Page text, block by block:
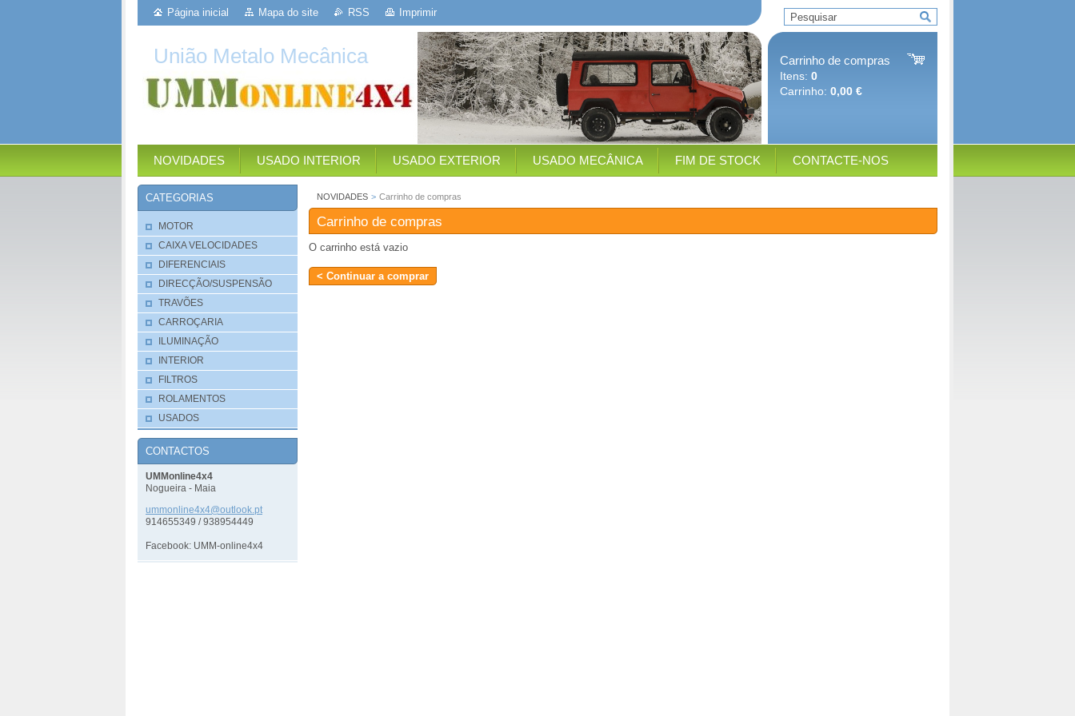
Página inicial Mapa do site RSS Imprimir
União Metalo Mecânica Carrinho de compras
Itens: 0
Carrinho: 0,00 €
NOVIDADES USADO INTERIOR USADO EXTERIOR USADO MECÂNICA FIM DE STOCK CONTACTE-NOS
NOVIDADES > Carrinho de compras
Carrinho de compras
O carrinho está vazio
CATEGORIAS
MOTOR
CAIXA VELOCIDADES
DIFERENCIAIS
DIRECÇÃO/SUSPENSÃO
TRAVÕES
CARROÇARIA
ILUMINAÇÃO
INTERIOR
FILTROS
ROLAMENTOS
USADOS
CONTACTOS
UMMonline4x4
Nogueira - Maia
ummonline4x4@out look.pt
914655349 / 938954449
Facebook: UMM-online4x4